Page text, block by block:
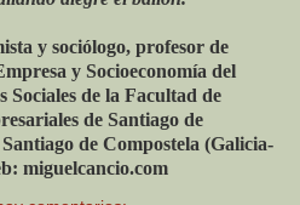
y sociólogo, profesor de
y Socioeconomía del
de la Facultad de
de Santiago de
de Compostela (Galicia-
miguelcancio.com